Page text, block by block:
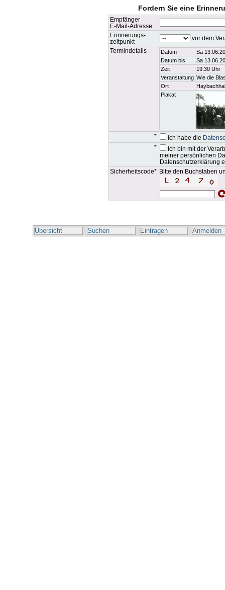
Fordern Sie eine
Empfänger
E-Mail-Adresse
Erinnerungs-
zeitpunkt
vor dem
Termindetails
Datum
Sa
Datum bis
Sa
Zeit
19:30 Uhr
Veranstaltung Wie die
Ort
Plakat
* Ich habe die
*
Ich bin mit der
meiner persönlichen
Datenschutzerklärung
Sicherheitscode* Bitte den Buchstaben
Übersicht Suchen Eintragen Anmelden